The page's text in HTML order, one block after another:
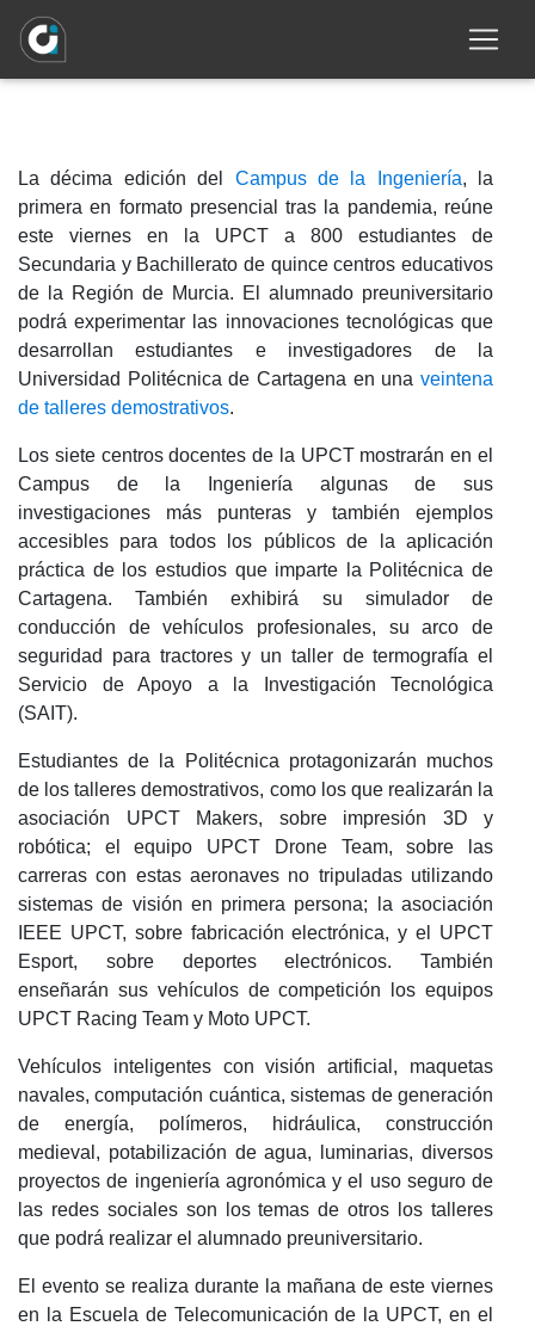
de la Ingeniería
La décima edición del Campus de la Ingeniería, la
primera en formato presencial tras la pandemia, reúne
este viernes en la UPCT a 800 estudiantes de
Secundaria y Bachillerato de quince centros educativos
de la Región de Murcia. El alumnado preuniversitario
podrá experimentar las innovaciones tecnológicas que
desarrollan estudiantes e investigadores de la
Universidad Politécnica de Cartagena en una veintena
de talleres demostrativos.
Los siete centros docentes de la UPCT mostrarán en el
Campus de la Ingeniería algunas de sus
investigaciones más punteras y también ejemplos
accesibles para todos los públicos de la aplicación
práctica de los estudios que imparte la Politécnica de
Cartagena. También exhibirá su simulador de
conducción de vehículos profesionales, su arco de
seguridad para tractores y un taller de termografía el
Servicio de Apoyo a la Investigación Tecnológica
(SAIT).
Estudiantes de la Politécnica protagonizarán muchos
de los talleres demostrativos, como los que realizarán la
asociación UPCT Makers, sobre impresión 3D y
robótica; el equipo UPCT Drone Team, sobre las
carreras con estas aeronaves no tripuladas utilizando
sistemas de visión en primera persona; la asociación
IEEE UPCT, sobre fabricación electrónica, y el UPCT
Esport, sobre deportes electrónicos. También
enseñarán sus vehículos de competición los equipos
UPCT Racing Team y Moto UPCT.
Vehículos inteligentes con visión artificial, maquetas
navales, computación cuántica, sistemas de generación
de energía, polímeros, hidráulica, construcción
medieval, potabilización de agua, luminarias, diversos
proyectos de ingeniería agronómica y el uso seguro de
las redes sociales son los temas de otros los talleres
que podrá realizar el alumnado preuniversitario.
El evento se realiza durante la mañana de este viernes
en la Escuela de Telecomunicación de la UPCT, en el